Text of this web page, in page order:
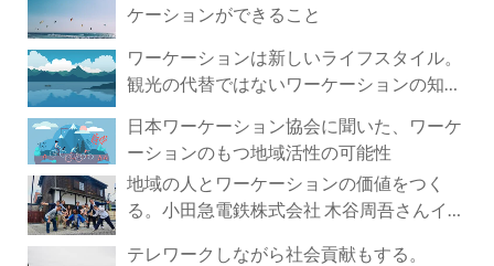
ケーションができること
ワーケーションは新しいライフスタイル。
観光の代替ではないワーケーションの知ら
日本ワーケーション協会に聞いた、ワーケ
ーションのもつ地域活性の可能性
地域の人とワーケーションの価値をつく
る。小田急電鉄株式会社 木谷周吾さんイン
テレワークしながら社会貢献もする。